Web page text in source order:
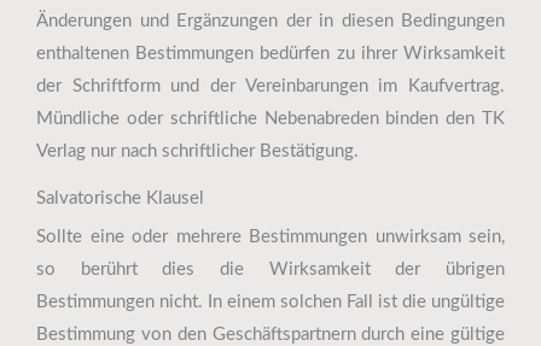
Änderungen und Ergänzungen der in diesen Bedingungen
enthaltenen Bestimmungen bedürfen zu ihrer Wirksamkeit
der Schriftform und der Vereinbarungen im Kaufvertrag.
Mündliche oder schriftliche Nebenabreden binden den TK
Verlag nur nach schriftlicher Bestätigung.
Salvatorische Klausel
Sollte eine oder mehrere Bestimmungen unwirksam sein,
so berührt dies die Wirksamkeit der übrigen
Bestimmungen nicht. In einem solchen Fall ist die ungültige
Bestimmung von den Geschäftspartnern durch eine gültige